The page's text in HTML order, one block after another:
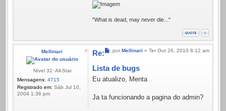
"What is dead, may never die..."
Mellinari
Nível 32: All-Star
Mensagens: 4715
Registrado em: Sáb Jul 10,
2004 1:36 pm
Mensagem
por Mellinari » Ter Out 26, 2010 8:12 am
Re:
Lista de bugs
Eu atualizo, Menta
Ja ta funcionando a pagina do admin?